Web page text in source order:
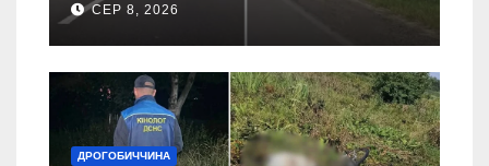
СЕР 8, 2026
ДРОГОБИЧЧИНА